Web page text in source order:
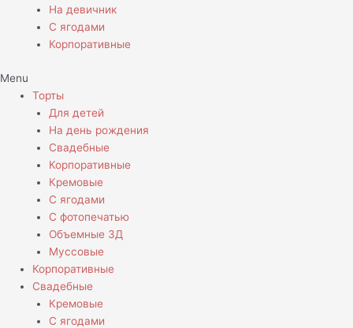
На девичник
С ягодами
Корпоративные
Menu
Торты
Для детей
На день рождения
Свадебные
Корпоративные
Кремовые
С ягодами
С фотопечатью
Объемные 3Д
Муссовые
Корпоративные
Свадебные
Кремовые
С ягодами